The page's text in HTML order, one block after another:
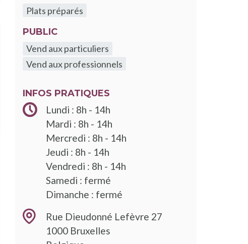
Plats préparés
PUBLIC
Vend aux particuliers
Vend aux professionnels
INFOS PRATIQUES
Lundi : 8h - 14h
Mardi : 8h - 14h
Mercredi : 8h - 14h
Jeudi : 8h - 14h
Vendredi : 8h - 14h
Samedi : fermé
Dimanche : fermé
Rue Dieudonné Lefèvre 27
1000 Bruxelles